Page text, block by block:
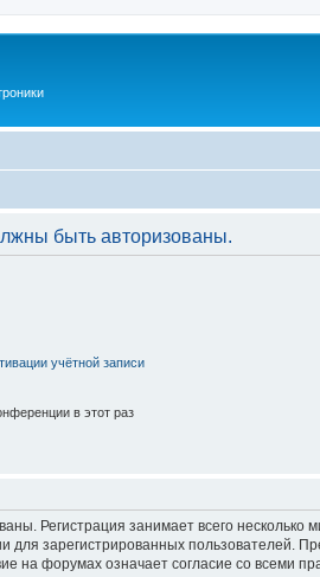
быть авторизованы.
учётной записи
в этот раз
Регистрация занимает всего
для зарегистрированных пользователей.
на форумах означает согласие со всеми